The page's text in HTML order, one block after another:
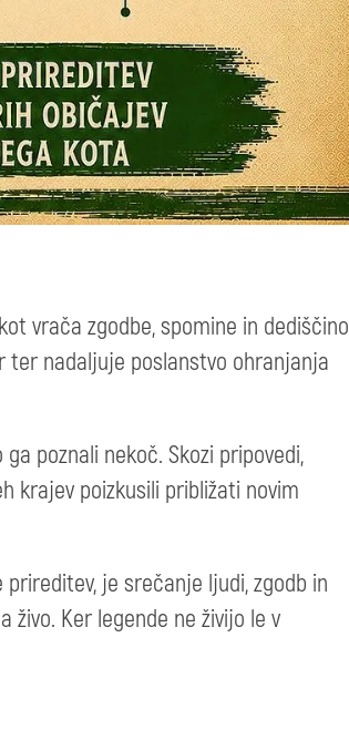
vrača zgodbe, spomine in dediščino
ter nadaljuje poslanstvo ohranjanja
poznali nekoč. Skozi pripovedi,
krajev poizkusili približati novim
je srečanje ljudi, zgodb in
živo. Ker legende ne živijo le v